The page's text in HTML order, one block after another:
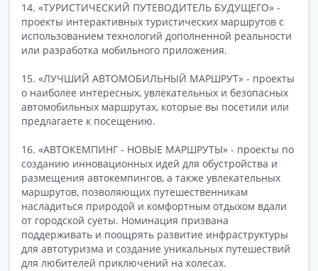
14. «ТУРИСТИЧЕСКИЙ ПУТЕВОДИТЕЛЬ БУДУЩЕГО» -
проекты интерактивных туристических маршрутов с
использованием технологий дополненной реальности
или разработка мобильного приложения.
15. «ЛУЧШИЙ АВТОМОБИЛЬНЫЙ МАРШРУТ» - проекты
о наиболее интересных, увлекательных и безопасных
автомобильных маршрутах, которые вы посетили или
предлагаете к посещению.
16. «АВТОКЕМПИНГ - НОВЫЕ МАРШРУТЫ» - проекты по
созданию инновационных идей для обустройства и
размещения автокемпингов, а также увлекательных
маршрутов, позволяющих путешественникам
насладиться природой и комфортным отдыхом вдали
от городской суеты. Номинация призвана
поддерживать и поощрять развитие инфраструктуры
для автотуризма и создание уникальных путешествий
для любителей приключений на колесах.